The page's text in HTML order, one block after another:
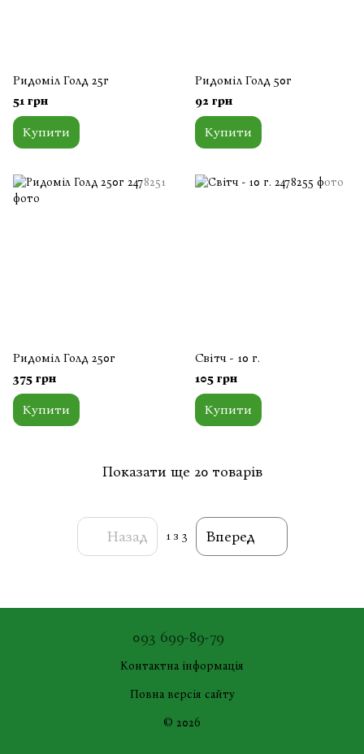
Ридоміл Голд 25г
51 грн
Купити
Ридоміл Голд 50г
92 грн
Купити
Ридоміл Голд 250г
375 грн
Купити
Світч - 10 г.
105 грн
Купити
Показати ще 20 товарів
Назад 1з 3 Вперед
093 699-89-79
Контактна інформація
Повна версія сайту
© 2026